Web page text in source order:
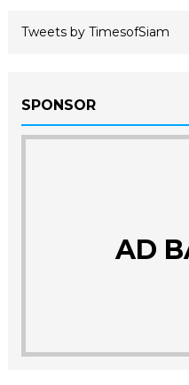
Tweets by TimesofSiam
SPONSOR
AD